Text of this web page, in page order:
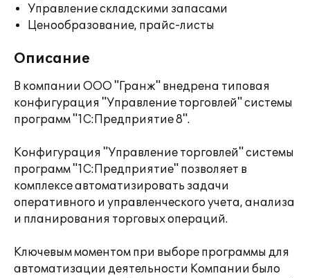
Управление складскими запасами
Ценообразование, прайс-листы
Описание
В компании ООО "Гранж" внедрена типовая
конфигурация "Управление торговлей" системы
программ "1С:Предприятие 8".
Конфигурация "Управление торговлей" системы
программ "1С:Предприятие" позволяет в
комплексе автоматизировать задачи
оперативного и управленческого учета, анализа
и планирования торговых операций.
Ключевым моментом при выборе программы для
автоматизации деятельности Компании было